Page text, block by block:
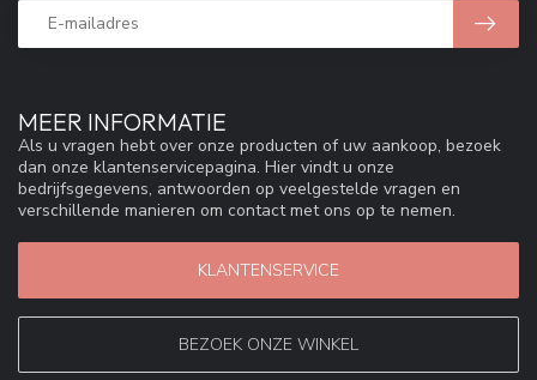
MEER INFORMATIE
Als u vragen hebt over onze producten of uw aankoop, bezoek
dan onze klantenservicepagina. Hier vindt u onze
bedrijfsgegevens, antwoorden op veelgestelde vragen en
verschillende manieren om contact met ons op te nemen.
KLANTENSERVICE
BEZOEK ONZE WINKEL